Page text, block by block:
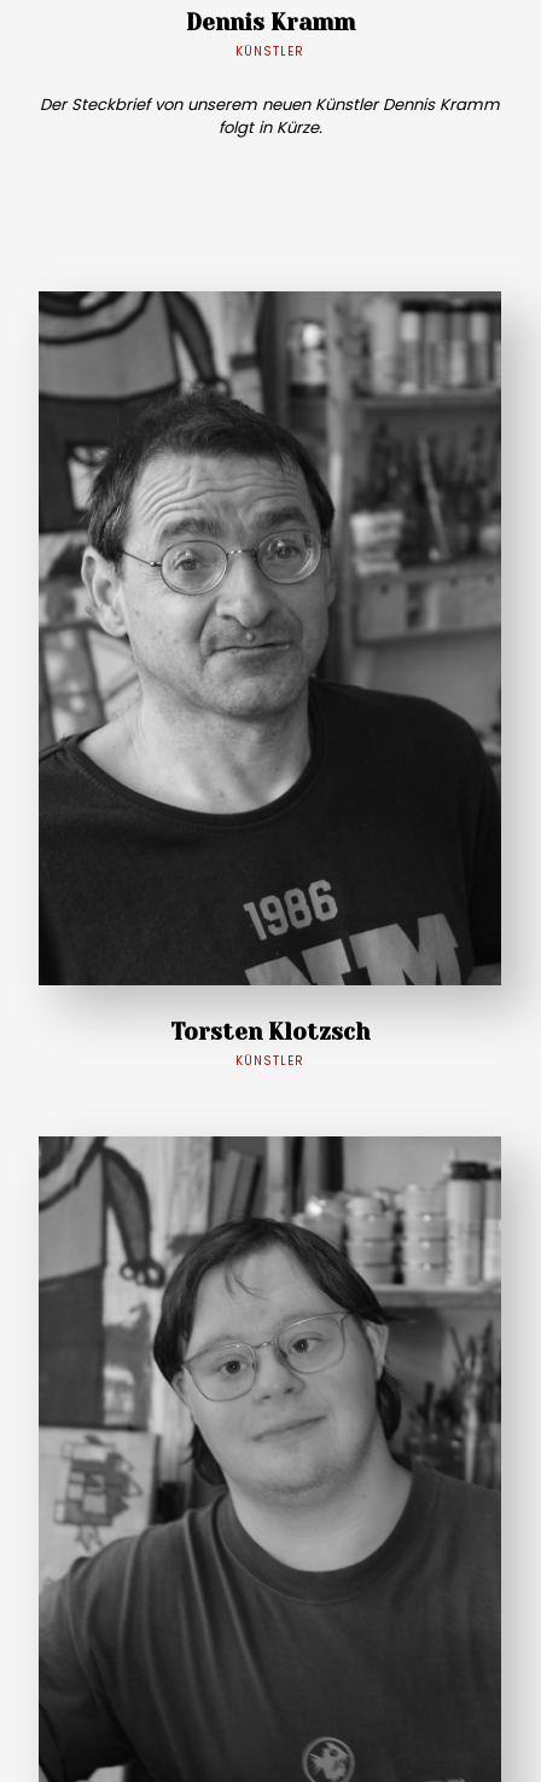
Dennis Kramm
KÜNSTLER
Der Steckbrief von unserem neuen Künstler Dennis Kramm
folgt in Kürze.
Torsten Klotzsch
KÜNSTLER